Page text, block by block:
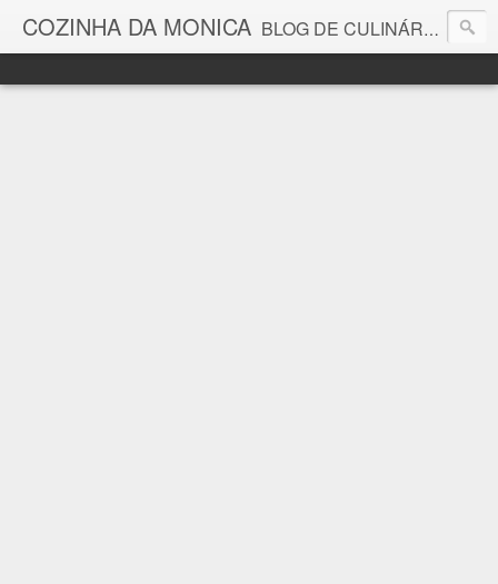
COZINHA DA MONICA BLOG DE CULINÁRIA E GASTRONOMIA COM RECEITAS, DICAS, CURIOSIDADES GASTRONÔMICAS E MUITO MAIS.